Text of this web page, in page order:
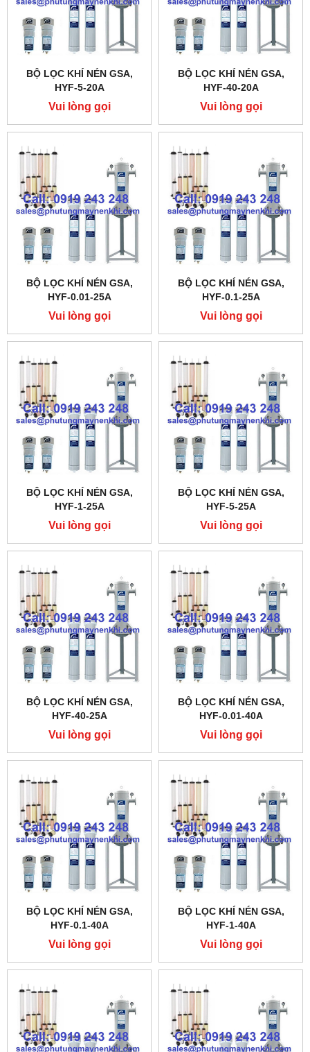
BỘ LỌC KHÍ NÉN GSA,
HYF-5-20A
Vui lòng gọi
BỘ LỌC KHÍ NÉN GSA,
HYF-40-20A
Vui lòng gọi
BỘ LỌC KHÍ NÉN GSA,
HYF-0.01-25A
Vui lòng gọi
BỘ LỌC KHÍ NÉN GSA,
HYF-0.1-25A
Vui lòng gọi
BỘ LỌC KHÍ NÉN GSA,
HYF-1-25A
Vui lòng gọi
BỘ LỌC KHÍ NÉN GSA,
HYF-5-25A
Vui lòng gọi
BỘ LỌC KHÍ NÉN GSA,
HYF-40-25A
Vui lòng gọi
BỘ LỌC KHÍ NÉN GSA,
HYF-0.01-40A
Vui lòng gọi
BỘ LỌC KHÍ NÉN GSA,
HYF-0.1-40A
Vui lòng gọi
BỘ LỌC KHÍ NÉN GSA,
HYF-1-40A
Vui lòng gọi